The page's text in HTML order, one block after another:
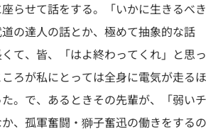
らせて話をする。「いかに生きるべき
の達人の話とか、極めて抽象的な話
て、皆、「はよ終わってくれ」と思っ
ろが私にとっては全身に電気が走るほ
。で、あるときその先輩が、「弱いチ
、孤軍奮闘・獅子奮迅の働きをするの